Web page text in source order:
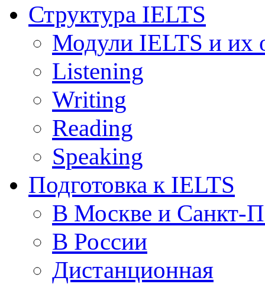
Структура IELTS
Модули IELTS и их
Listening
Writing
Reading
Speaking
Подготовка к IELTS
В Москве и Санкт-
В России
Дистанционная